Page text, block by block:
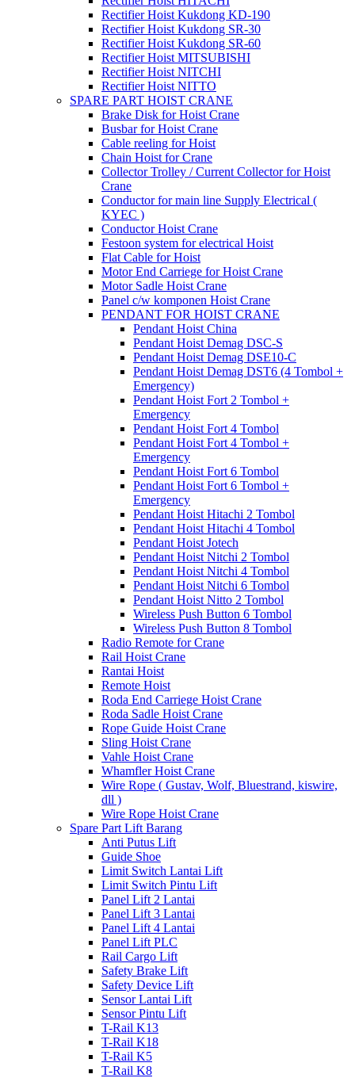
Rectifier Hoist Kukdong KD-190
Rectifier Hoist Kukdong SR-30
Rectifier Hoist Kukdong SR-60
Rectifier Hoist MITSUBISHI
Rectifier Hoist NITCHI
Rectifier Hoist NITTO
SPARE PART HOIST CRANE
Brake Disk for Hoist Crane
Busbar for Hoist Crane
Cable reeling for Hoist
Chain Hoist for Crane
Collector Trolley / Current Collector for Hoist
Crane
Conductor for main line Supply Electrical (
KYEC )
Conductor Hoist Crane
Festoon system for electrical Hoist
Flat Cable for Hoist
Motor End Carriege for Hoist Crane
Motor Sadle Hoist Crane
Panel c/w komponen Hoist Crane
PENDANT FOR HOIST CRANE
Pendant Hoist China
Pendant Hoist Demag DSC-S
Pendant Hoist Demag DSE10-C
Pendant Hoist Demag DST6 (4 Tombol +
Emergency)
Pendant Hoist Fort 2 Tombol +
Emergency
Pendant Hoist Fort 4 Tombol
Pendant Hoist Fort 4 Tombol +
Emergency
Pendant Hoist Fort 6 Tombol
Pendant Hoist Fort 6 Tombol +
Emergency
Pendant Hoist Hitachi 2 Tombol
Pendant Hoist Hitachi 4 Tombol
Pendant Hoist Jotech
Pendant Hoist Nitchi 2 Tombol
Pendant Hoist Nitchi 4 Tombol
Pendant Hoist Nitchi 6 Tombol
Pendant Hoist Nitto 2 Tombol
Wireless Push Button 6 Tombol
Wireless Push Button 8 Tombol
Radio Remote for Crane
Rail Hoist Crane
Rantai Hoist
Remote Hoist
Roda End Carriege Hoist Crane
Roda Sadle Hoist Crane
Rope Guide Hoist Crane
Sling Hoist Crane
Vahle Hoist Crane
Whamfler Hoist Crane
Wire Rope ( Gustav, Wolf, Bluestrand, kiswire,
dll )
Wire Rope Hoist Crane
Spare Part Lift Barang
Anti Putus Lift
Guide Shoe
Limit Switch Lantai Lift
Limit Switch Pintu Lift
Panel Lift 2 Lantai
Panel Lift 3 Lantai
Panel Lift 4 Lantai
Panel Lift PLC
Rail Cargo Lift
Safety Brake Lift
Safety Device Lift
Sensor Lantai Lift
Sensor Pintu Lift
T-Rail K13
T-Rail K18
T-Rail K5
T-Rail K8